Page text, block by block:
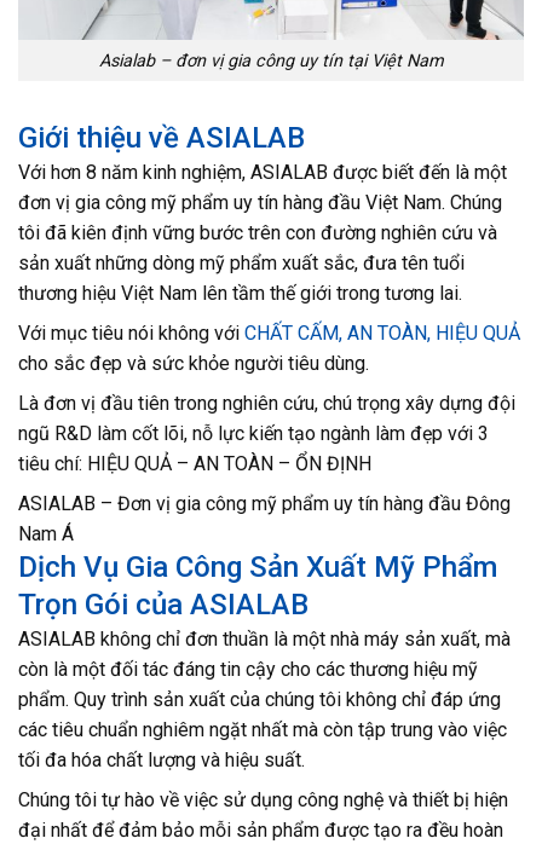
Asialab – đơn vị gia công uy tín tại Việt Nam
Giới thiệu về ASIALAB
Với hơn 8 năm kinh nghiệm, ASIALAB được biết đến là một
đơn vị gia công mỹ phẩm uy tín hàng đầu Việt Nam. Chúng
tôi đã kiên định vững bước trên con đường nghiên cứu và
sản xuất những dòng mỹ phẩm xuất sắc, đưa tên tuổi
thương hiệu Việt Nam lên tầm thế giới trong tương lai.
Với mục tiêu nói không với CHẤT CẤM, AN TOÀN, HIỆU QUẢ
cho sắc đẹp và sức khỏe người tiêu dùng.
Là đơn vị đầu tiên trong nghiên cứu, chú trọng xây dựng đội
ngũ R&D làm cốt lõi, nỗ lực kiến tạo ngành làm đẹp với 3
tiêu chí: HIỆU QUẢ – AN TOÀN – ỔN ĐỊNH
ASIALAB – Đơn vị gia công mỹ phẩm uy tín hàng đầu Đông
Nam Á
Dịch Vụ Gia Công Sản Xuất Mỹ Phẩm
Trọn Gói của ASIALAB
ASIALAB không chỉ đơn thuần là một nhà máy sản xuất, mà
còn là một đối tác đáng tin cậy cho các thương hiệu mỹ
phẩm. Quy trình sản xuất của chúng tôi không chỉ đáp ứng
các tiêu chuẩn nghiêm ngặt nhất mà còn tập trung vào việc
tối đa hóa chất lượng và hiệu suất.
Chúng tôi tự hào về việc sử dụng công nghệ và thiết bị hiện
đại nhất để đảm bảo mỗi sản phẩm được tạo ra đều hoàn